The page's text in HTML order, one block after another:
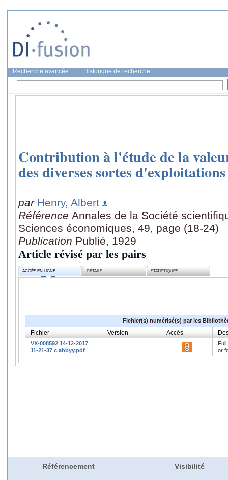
Recherche avancée Historique de recherche
Contribution à l'étude de la
des diverses sortes
par Henry, Albert
Référence Annales de la Société
Sciences économiques, 49, page (18-24)
Publication Publié, 1929
Article révisé par les pairs
ACCÈS EN LIGNE DÉTAILS STATISTIQUES
Fichier(s) numérisé(s) par les
Fichier Version Accès
VX-008592 14-12-2017
11-21-37 c abbyy.pdf
or
Référencement Visibilité